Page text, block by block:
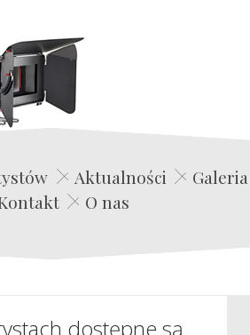
Edwin Film Agencja Aktorska
Aktualności
Galeria
O nas
dostępne są